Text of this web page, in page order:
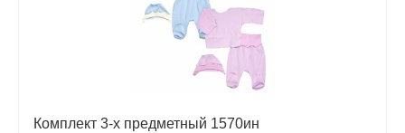
Комплект 3-х предметный 1570ин